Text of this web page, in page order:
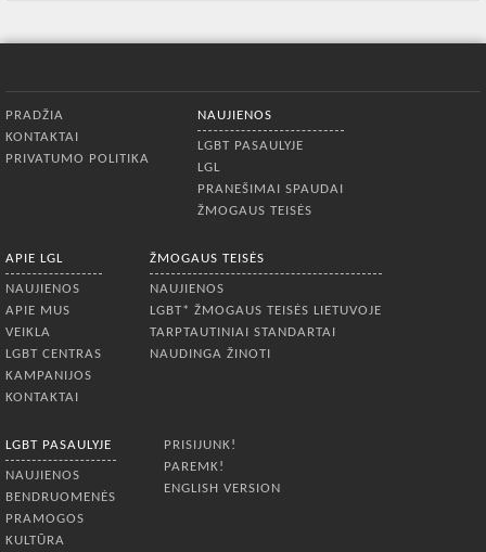
PRADŽIA
KONTAKTAI
PRIVATUMO POLITIKA
NAUJIENOS
LGBT PASAULYJE
LGL
PRANEŠIMAI SPAUDAI
ŽMOGAUS TEISĖS
APIE LGL
NAUJIENOS
APIE MUS
VEIKLA
LGBT CENTRAS
KAMPANIJOS
KONTAKTAI
ŽMOGAUS TEISĖS
NAUJIENOS
LGBT* ŽMOGAUS TEISĖS LIETUVOJE
TARPTAUTINIAI STANDARTAI
NAUDINGA ŽINOTI
LGBT PASAULYJE
NAUJIENOS
BENDRUOMENĖS
PRAMOGOS
KULTŪRA
PRISIJUNK!
PAREMK!
ENGLISH VERSION